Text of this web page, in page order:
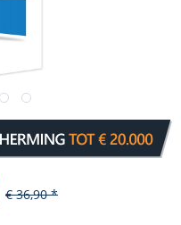
€ 36,90 *